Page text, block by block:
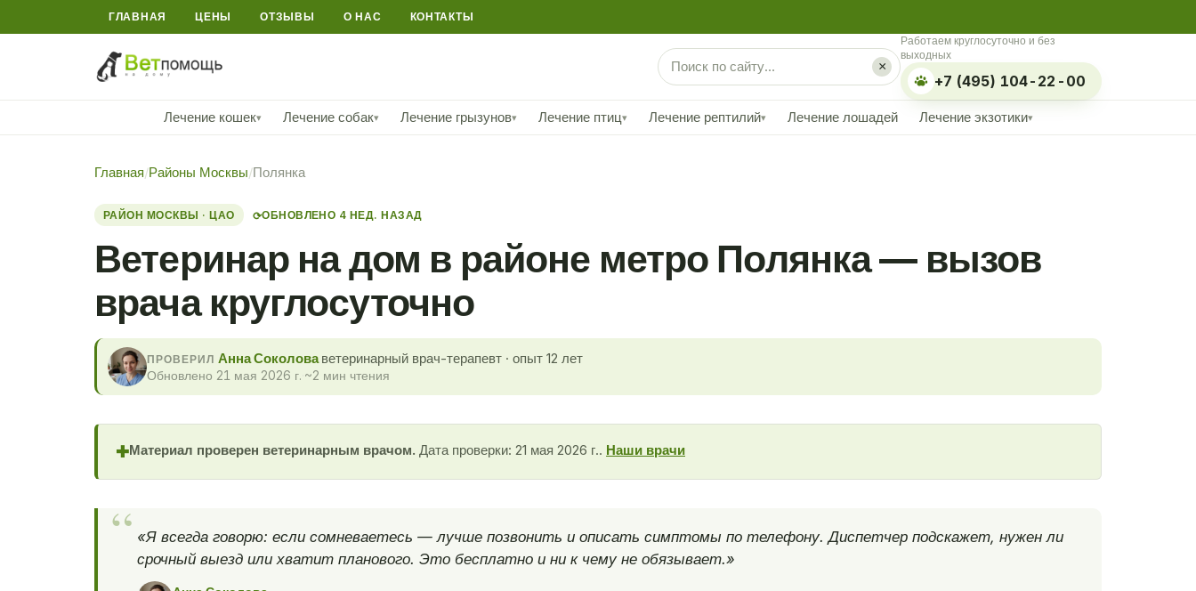
ГЛАВНАЯ ЦЕНЫ ОТЗЫВЫ О НАС КОНТАКТЫ
×
Работаем круглосуточно и без
выходных
+7 (495) 104-22-00
Лечение кошек▾ Лечение собак▾ Лечение грызунов▾ Лечение птиц▾ Лечение рептилий▾ Лечение лошадей Лечение экзотики▾
Главная/Районы Москвы/Полянка
РАЙОН МОСКВЫ · ЦАО ⟳ОБНОВЛЕНО 4 НЕД. НАЗАД
Ветеринар на дом в районе метро Полянка — вызов
врача круглосуточно
ПРОВЕРИЛ Анна Соколоваветеринарный врач-терапевт · опыт 12 лет
Обновлено 21 мая 2026 г. ~2 мин чтения
✚Материал проверен ветеринарным врачом. Дата проверки: 21 мая 2026 г.. Наши врачи
«Я всегда говорю: если сомневаетесь — лучше позвонить и описать симптомы по телефону. Диспетчер подскажет, нужен ли
срочный выезд или хватит планового. Это бесплатно и ни к чему не обязывает.»